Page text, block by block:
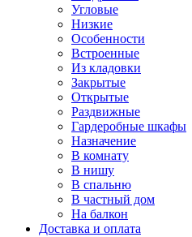
Угловые
Низкие
Особенности
Встроенные
Из кладовки
Закрытые
Открытые
Раздвижные
Гардеробные шкафы
Назначение
В комнату
В нишу
В спальню
В частный дом
На балкон
Доставка и оплата